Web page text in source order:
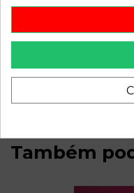
Recambio de cerradura
hyundai atos (mx) 1.0
referencia OEM IAM
Também